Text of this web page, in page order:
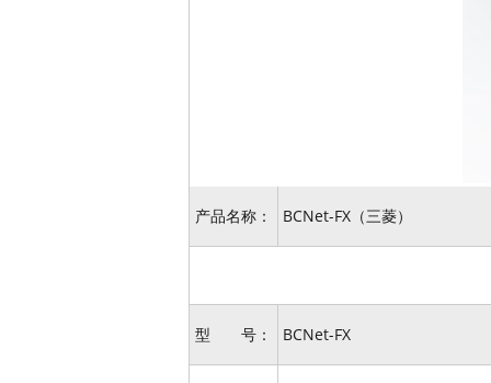
产品名称： BCNet-FX（三菱）
型 号： BCNet-FX